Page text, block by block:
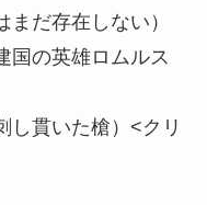
だ存在しない）
国の英雄ロムルス
し貫いた槍）<クリ